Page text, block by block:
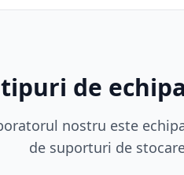
tipuri de
nostru este
de suporturi de